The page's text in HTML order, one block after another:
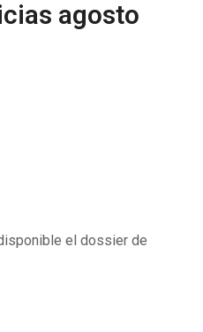
agosto
el dossier de